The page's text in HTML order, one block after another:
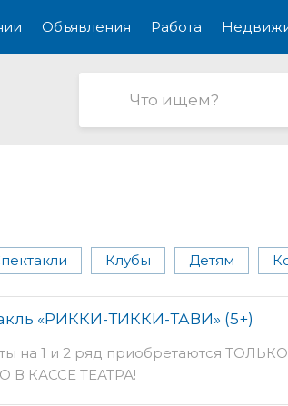
Объявления Работа
Клубы Детям
«РИККИ-ТИККИ-ТАВИ» (5+)
на 1 и 2 ряд приобретаются
В КАССЕ ТЕАТРА!